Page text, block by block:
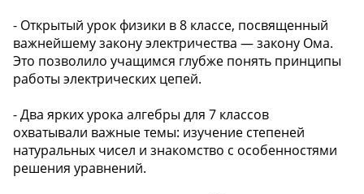
- Открытый урок физики в 8 классе, посвященный
важнейшему закону электричества — закону Ома.
Это позволило учащимся глубже понять принципы
работы электрических цепей.
- Два ярких урока алгебры для 7 классов
охватывали важные темы: изучение степеней
натуральных чисел и знакомство с особенностями
решения уравнений.